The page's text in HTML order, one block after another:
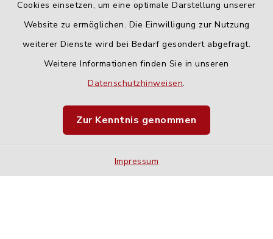
Cookies einsetzen, um eine optimale Darstellung unserer
Website zu ermöglichen. Die Einwilligung zur Nutzung
weiterer Dienste wird bei Bedarf gesondert abgefragt.
Weitere Informationen finden Sie in unseren
Datenschutzhinweisen.
Zur Kenntnis genommen
Impressum
Barrierefreiheit
Impressum
Sitemap